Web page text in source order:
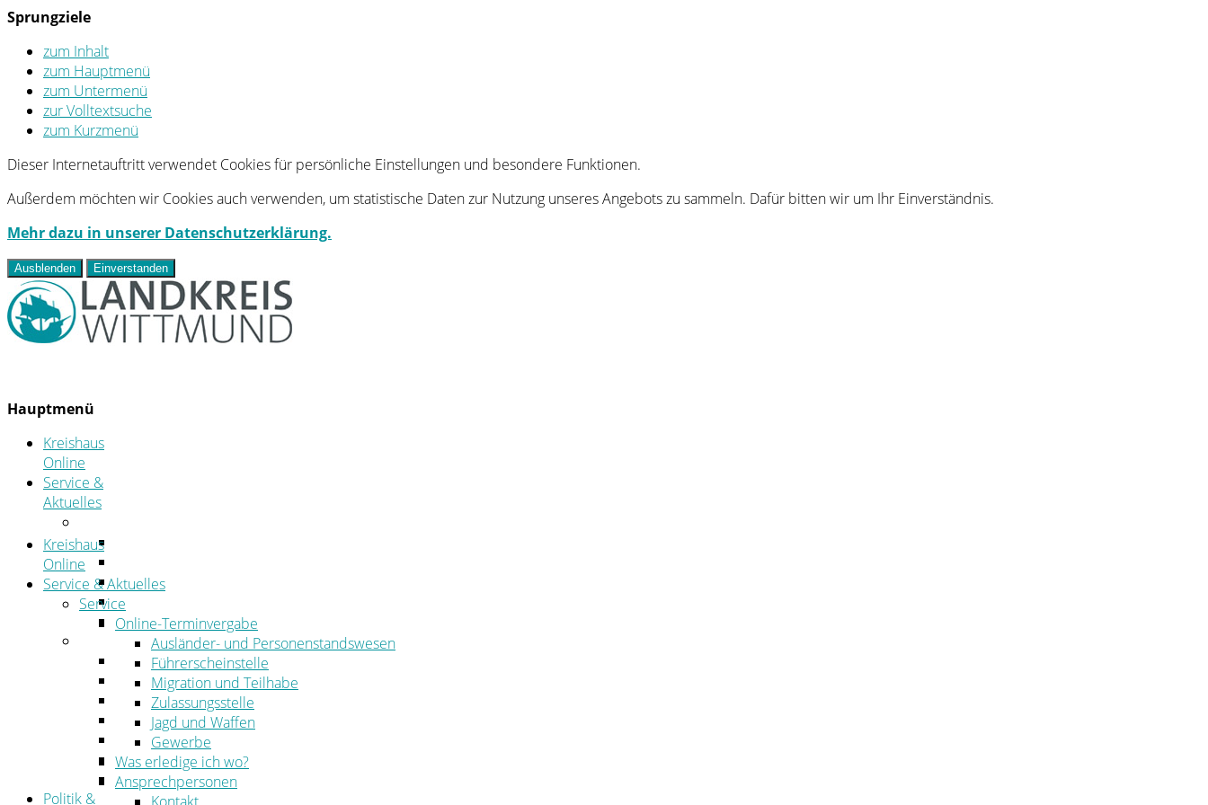
Sprungziele
zum Inhalt
zum Hauptmenü
zum Untermenü
zur Volltextsuche
zum Kurzmenü
Dieser Internetauftritt verwendet Cookies für persönliche Einstellungen und besondere Funktionen.
Außerdem möchten wir Cookies auch verwenden, um statistische Daten zur Nutzung unseres Angebots zu sammeln. Dafür bitten wir um Ihr Einverständnis.
Mehr dazu in unserer Datenschutzerklärung.
Ausblenden Einverstanden
Hauptmenü
Kreishaus
Online
Service &
Aktuelles
Ansprechpersonen
Formulare
Öffnungszeiten
Aktuelles
Stellenangebote
Azubiportal
Pressemitteilungen
Bekanntmachungen & öffentliche Zustellungen
Kehrbezirksausschreibungen
Amtsblatt
Öffentliche Ausschreibungen
Politik &
Kreishaus
Online
Service & Aktuelles
Service
Online-Terminvergabe
Ausländer- und Personenstandswesen
Führerscheinstelle
Migration und Teilhabe
Zulassungsstelle
Jagd und Waffen
Gewerbe
Was erledige ich wo?
Ansprechpersonen